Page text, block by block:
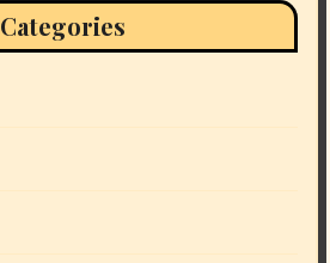
Categories